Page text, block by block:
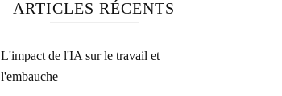
ARTICLES RÉCENTS
L'impact de l'IA sur le travail et
l'embauche